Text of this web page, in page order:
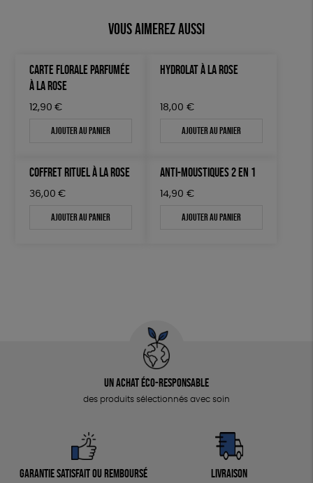
Vous aimerez aussi
CARTE FLORALE PARFUMÉE
À LA ROSE
12,90 €
Ajouter au panier
HYDROLAT À LA ROSE
18,00 €
Ajouter au panier
COFFRET RITUEL À LA ROSE
36,00 €
Ajouter au panier
ANTI-MOUSTIQUES 2 EN 1
14,90 €
Ajouter au panier
Un achat éco-responsable
des produits sélectionnés avec soin
Garantie satisfait ou remboursé Livraison